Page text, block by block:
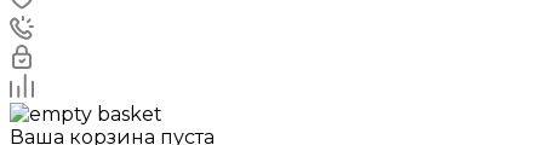
Ваша корзина пуста